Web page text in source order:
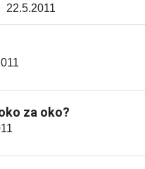
22.5.2011
za oko?